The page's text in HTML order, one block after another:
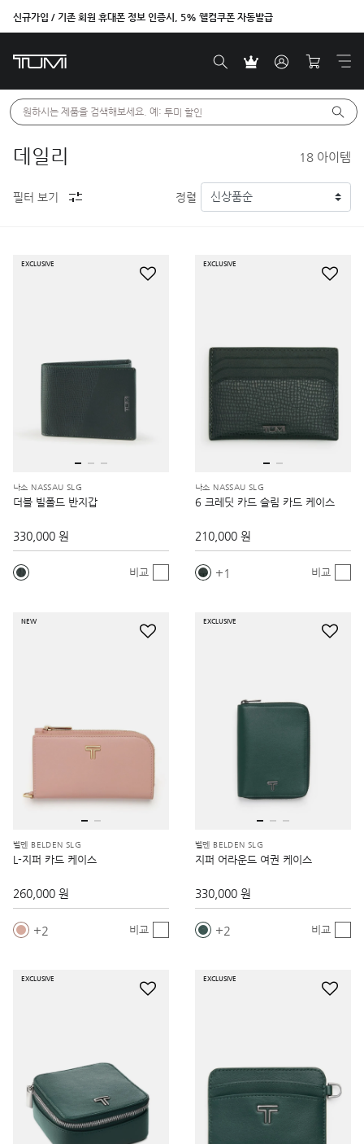
신규가입 / 기존 회원 휴대폰 정보 인증시, 5% 웰컴쿠폰 자동발급
벤트라 컬렉션을 온라인에서만 단독으로 만나보세요.
원하시는 제품을 검색해보세요. 예: 투미 할인
데일리 18 아이템
필터 보기 정렬
EXCLUSIVE
나소 NASSAU SLG
더블 빌폴드 반지갑
330,000 원
비교
EXCLUSIVE
나소 NASSAU SLG
6 크레딧 카드 슬림 카드 케이스
210,000 원
1 비교
NEW
벨덴 BELDEN SLG
L-지퍼 카드 케이스
260,000 원
2 비교
EXCLUSIVE
벨덴 BELDEN SLG
지퍼 어라운드 여권 케이스
330,000 원
2 비교
EXCLUSIVE EXCLUSIVE